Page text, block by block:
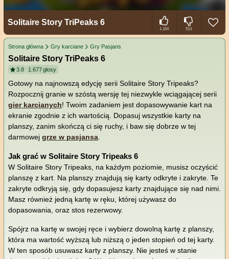
Solitaire Story TriPeaks 6
1.164 513
Strona główna Gry karciane Gry Pasjans
Solitaire Story TriPeaks 6
3.8 1.677głosy
Gotowy na najnowszą edycję serii Solitaire Story Tripeaks?
Rozpocznij granie w szóstą wersję tej niezwykle wciągającej serii
gier karcianych! Twoim zadaniem jest dopasowywanie kart na
ekranie zgodnie z ich wartością. Dopasuj wszystkie karty na
planszy, zanim skończą ci się ruchy, i baw się dobrze w tej
darmowej grze w pasjansa.
Jak grać w Solitaire Story Tripeaks 6
W Solitaire Story Tripeaks, na każdym poziomie, musisz oczyścić
planszę z kart. Na planszy znajdują się karty odkryte i zakryte. Te
zakryte odkryją się, gdy dopasujesz karty znajdujące się nad nimi.
Masz również jedną kartę w ręku, której używasz do
dopasowania, oraz stos rezerwowy.
Spójrz na kartę w swojej ręce i wybierz dowolną kartę z planszy,
która ma wartość wyższą lub niższą o jeden stopień od tej karty.
W ten sposób usuwasz karty z planszy. Nie jesteś w stanie